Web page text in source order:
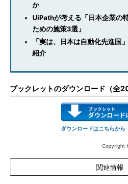
か
UiPathが考える「日本企業の
ための施策3選」
「実は、日本は自動化先進
紹介
ブックレットのダウンロード（全
ダウンロードはこちらから
Copyright
関連情報